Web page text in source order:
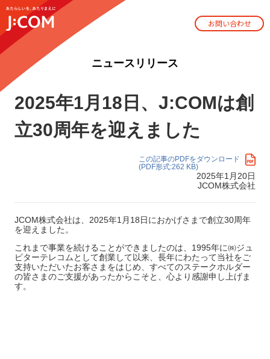
お問い合わせ
ニュースリリース
2025年1月18日、J:COMは創
立30周年を迎えました
この記事のPDFをダウンロード
(PDF形式:262 KB)
2025年1月20日
JCOM株式会社
JCOM株式会社は、2025年1月18日におかげさまで創立30周年
を迎えました。
これまで事業を続けることができましたのは、1995年に㈱ジュ
ピターテレコムとして創業して以来、長年にわたって当社をご
支持いただいたお客さまをはじめ、すべてのステークホルダー
の皆さまのご支援があったからこそと、心より感謝申し上げま
す。